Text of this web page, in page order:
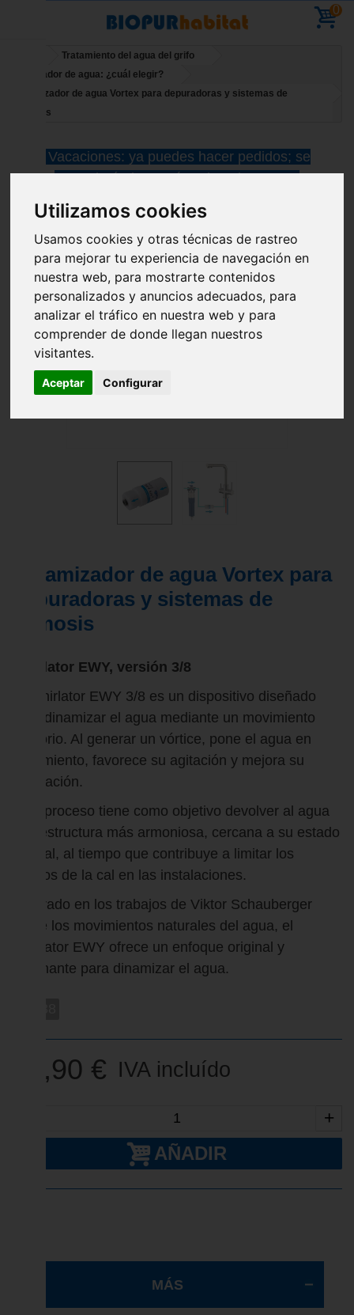
Utilizamos cookies
Usamos cookies y otras técnicas de rastreo
para mejorar tu experiencia de navegación en
nuestra web, para mostrarte contenidos
personalizados y anuncios adecuados, para
analizar el tráfico en nuestra web y para
comprender de donde llegan nuestros
visitantes.
Aceptar Configurar
0
Tratamiento del agua del grifo
Purificador de agua: ¿cuál elegir?
Dinamizador de agua Vortex para depuradoras y sistemas de
ósmosis
Vacaciones: ya puedes hacer pedidos; se
reanudarán los envíos el 11 de agosto
Dinamizador de agua Vortex para
depuradoras y sistemas de
ósmosis
Whirlator EWY, versión 3/8
El Whirlator EWY 3/8 es un dispositivo diseñado
para dinamizar el agua mediante un movimiento
giratorio. Al generar un vórtice, pone el agua en
movimiento, favorece su agitación y mejora su
circulación.
Este proceso tiene como objetivo devolver al agua
una estructura más armoniosa, cercana a su estado
natural, al tiempo que contribuye a limitar los
efectos de la cal en las instalaciones.
Inspirado en los trabajos de Viktor Schauberger
sobre los movimientos naturales del agua, el
Whirlator EWY ofrece un enfoque original y
fascinante para dinamizar el agua.
69,90 € IVA incluído
+
AÑADIR
MÁS